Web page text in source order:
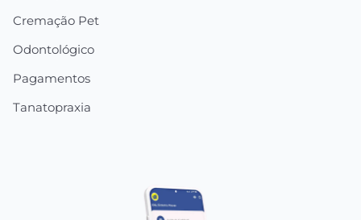
Cremação Pet
Odontológico
Pagamentos
Tanatopraxia